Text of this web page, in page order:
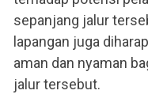
sepanjang jalur
lapangan juga
aman dan nyaman
jalur tersebut.